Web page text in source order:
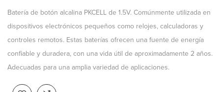
Batería de botón alcalina PKCELL de 1.5V. Comúnmente utilizada en
dispositivos electrónicos pequeños como relojes, calculadoras y
controles remotos. Estas baterías ofrecen una fuente de energía
confiable y duradera, con una vida útil de aproximadamente 2 años.
Adecuadas para una amplia variedad de aplicaciones.